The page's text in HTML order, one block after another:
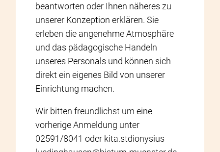
beantworten oder Ihnen näheres zu
unserer Konzeption erklären. Sie
erleben die angenehme Atmosphäre
und das pädagogische Handeln
unseres Personals und können sich
direkt ein eigenes Bild von unserer
Einrichtung machen.
Wir bitten freundlichst um eine
vorherige Anmeldung unter
02591/8041 oder kita.stdionysius-